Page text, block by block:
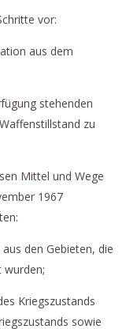
vor:
aus dem
stehenden
zu
Mittel und Wege
1967
den Gebieten, die
wurden;
Kriegszustands
sowie